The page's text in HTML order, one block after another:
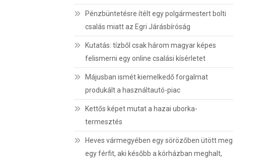
Pénzbüntetésre ítélt egy polgármestert bolti
csalás miatt az Egri Járásbíróság
Kutatás: tízből csak három magyar képes
felismerni egy online csalási kísérletet
Májusban ismét kiemelkedő forgalmat
produkált a használtautó-piac
Kettős képet mutat a hazai uborka-
termesztés
Heves vármegyében egy sörözőben ütött meg
egy férfit, aki később a kórházban meghalt,